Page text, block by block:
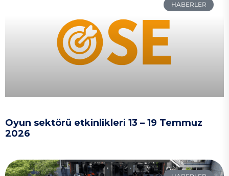
HABERLER
Oyun sektörü etkinlikleri 13 – 19 Temmuz
2026